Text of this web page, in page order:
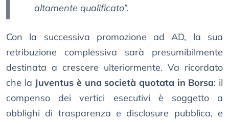
altamente qualificato”.
Con la successiva promozione ad AD, la sua
retribuzione complessiva sarà presumibilmente
destinata a crescere ulteriormente. Va ricordato
che la Juventus è una società quotata in Borsa: il
compenso dei vertici esecutivi è soggetto a
obblighi di trasparenza e disclosure pubblica, e